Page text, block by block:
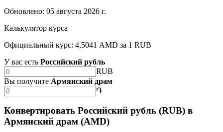
Обновлено: 05 августа 2026 г.
Калькулятор курса
Официальный курс: 4,5041 AMD за 1 RUB
У вас есть Российский рубль
RUB
Вы получите Армянский драм
֏
Конвертировать Российский рубль (RUB) в
Армянский драм (AMD)